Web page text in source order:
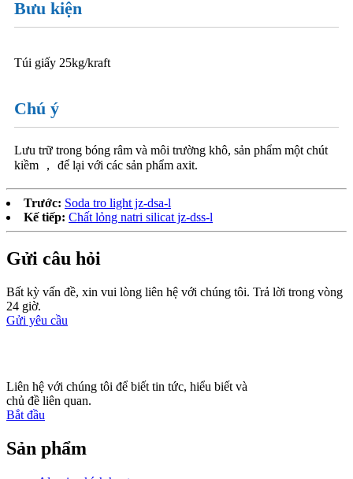
Bưu kiện
Túi giấy 25kg/kraft
Chú ý
Lưu trữ trong bóng râm và môi trường khô, sản phẩm một chút
kiềm ， để lại với các sản phẩm axit.
Trước: Soda tro light jz-dsa-l
Kế tiếp: Chất lỏng natri silicat jz-dss-l
Gửi câu hỏi
Bất kỳ vấn đề, xin vui lòng liên hệ với chúng tôi. Trả lời trong vòng
24 giờ.
Gửi yêu cầu
Liên hệ với chúng tôi để biết tin tức, hiểu biết và
chủ đề liên quan.
Bắt đầu
Sản phẩm